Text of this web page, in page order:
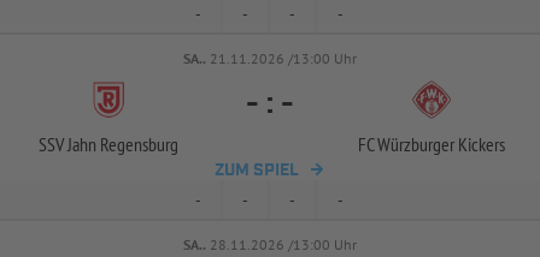
- - - -
SA.. 21.11.2026 /13:00 Uhr
SSV Jahn Regensburg
- : -
FC Würzburger Kickers
ZUM SPIEL
- - - -
SA.. 28.11.2026 /13:00 Uhr